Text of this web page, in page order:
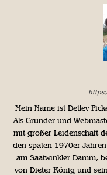
Mein Name ist Detlev
Als Gründer und
mit großer Leidenschaft
den späten 1970er
am Saatwinkler Damm,
von Dieter König und